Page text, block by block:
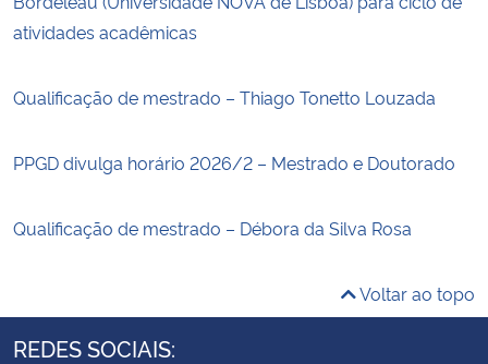
atividades acadêmicas
Qualificação de mestrado – Thiago Tonetto Louzada
PPGD divulga horário 2026/2 – Mestrado e Doutorado
Qualificação de mestrado – Débora da Silva Rosa
Voltar ao topo
REDES SOCIAIS: